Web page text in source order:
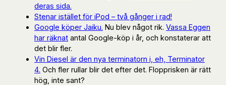
deras sida.
Stenar istället för iPod – två gånger i rad!
Google köper Jaiku. Nu blev något rik. Vassa Eggen
har räknat antal Google-köp i år, och konstaterar att
det blir fler.
Vin Diesel är den nya terminatorn i, eh, Terminator
4. Och fler rullar blir det efter det. Flopprisken är rätt
hög, inte sant?